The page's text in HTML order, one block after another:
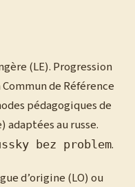
(LE). Progression
de Référence
pédagogiques de
adaptées au russe.
bez problem.
d’origine (LO) ou